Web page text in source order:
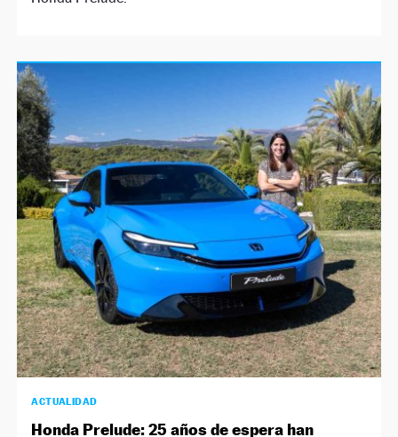
ACTUALIDAD
Honda Prelude: 25 años de espera han